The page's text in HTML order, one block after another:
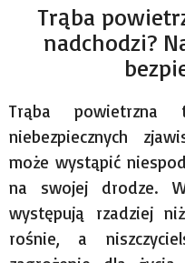
Trąba
nadchodzi?
Trąba
niebezpiecznych
może wystąpić
na swojej drodze.
występują rzadziej
rośnie, a